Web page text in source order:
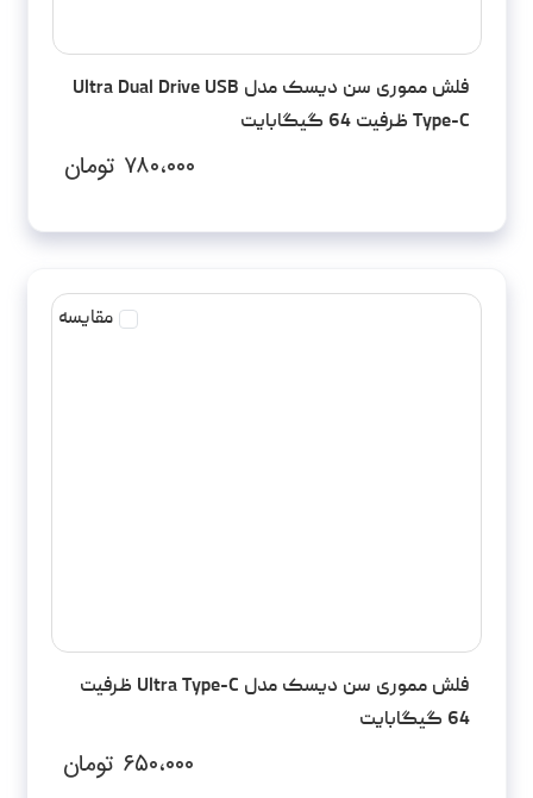
فلش مموری سن دیسک مدل Ultra Dual Drive USB
Type-C ظرفیت 64 گیگابایت
۷۸۰،۰۰۰ تومان
مقایسه
فلش مموری سن دیسک مدل Ultra Type-C ظرفیت
64 گیگابایت
۶۵۰،۰۰۰ تومان